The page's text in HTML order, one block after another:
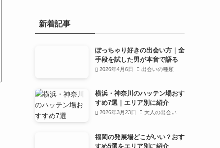
新着記事
ぽっちゃり好きの出会い方｜全
手段を試した男が本音で語る
2026年4月6日 出会いの種類
横浜・神奈川のハッテン場おす
すめ7選｜エリア別に紹介
2026年3月23日 大人の出会い
福岡の発展場どこがいい？おす
すめ5選をエリア別に紹介